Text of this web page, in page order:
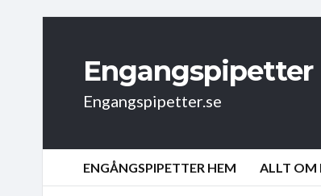
Engangspipetter
Engangspipetter.se
ENGÅNGSPIPETTER HEM ALLT OM